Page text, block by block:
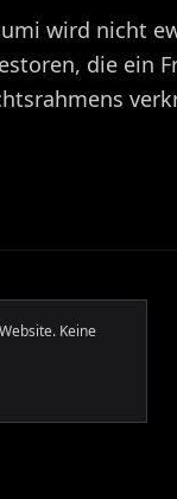
wird nicht
die ein
Keine